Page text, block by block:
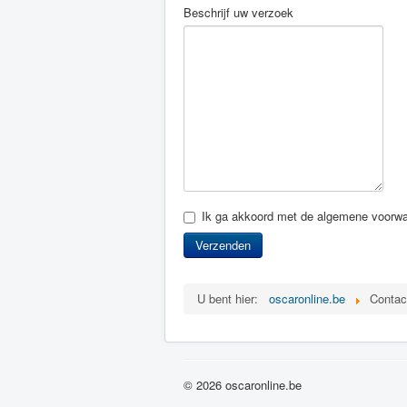
Beschrijf uw verzoek
Ik ga akkoord met de algemene
Verzenden
U bent hier: oscaronline.be
© 2026 oscaronline.be